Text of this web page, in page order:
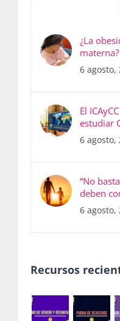
¿La
materna?
6 agosto,
El
estudiar
6 agosto,
“No
deben
6 agosto,
Recursos